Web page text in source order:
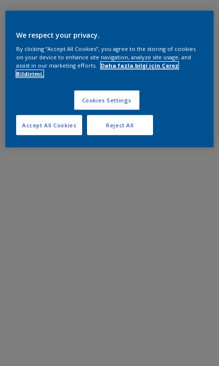
We respect your privacy.
By clicking “Accept All Cookies”, you agree to the storing of cookies
on your device to enhance site navigation, analyze site usage, and
assist in our marketing efforts.
Daha fazla bilgi için Çerez
Bildirimi.
Cookies Settings
Reject All
Accept All Cookies